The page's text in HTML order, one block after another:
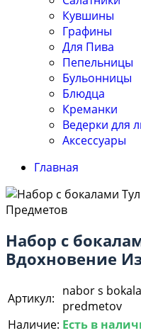
Кувшины
Графины
Для Пива
Пепельницы
Бульонницы
Блюдца
Креманки
Ведерки для
Аксессуары
Главная
Набор с
Вдохновение
Артикул: nabor s
predmetov
Наличие: Есть в